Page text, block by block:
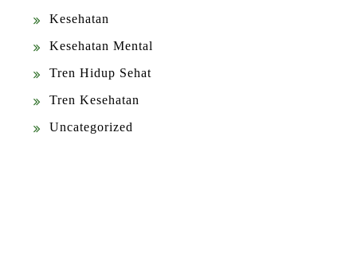
Kesehatan
Kesehatan Mental
Tren Hidup Sehat
Tren Kesehatan
Uncategorized